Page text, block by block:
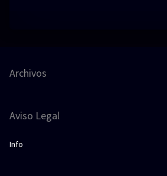
Archivos
Aviso Legal
Info